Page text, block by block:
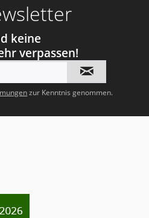
keine
verpassen!
zur Kenntnis genommen.